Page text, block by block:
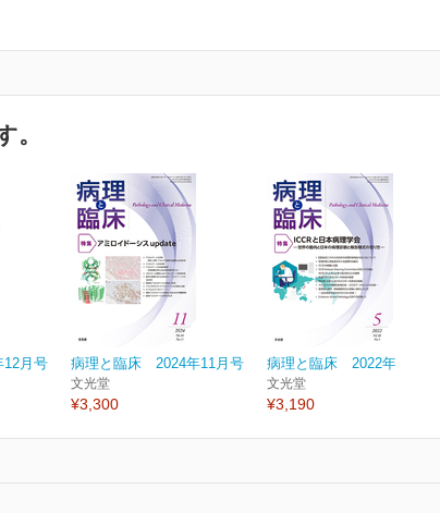
。
月号 病理と臨床 2024年11月号
文光堂
¥3,300
病理と臨床 2022年5月号
文光堂
¥3,190